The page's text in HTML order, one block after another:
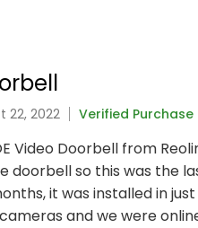
22, 2022 Verified Purchase
Video Doorbell from
doorbell so this was the
it was installed in
and we were